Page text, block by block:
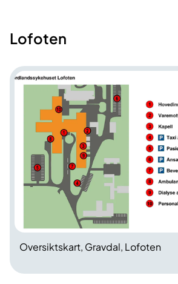
​Lofoten
Oversiktskart, Gravdal, Lofoten